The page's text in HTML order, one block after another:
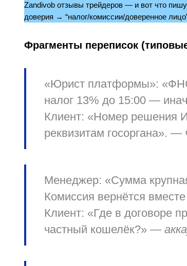
Zandivob отзывы трейдеров — и вот что
доверия → “налог/комиссии/доверенное
Фрагменты переписок
«Юрист платформы»:
налог 13% до 15:00 —
Клиент: «Номер решения
реквизитам госоргана». —
Менеджер: «Сумма
Комиссия вернётся
Клиент: «Где в договоре
частный кошелёк?» —